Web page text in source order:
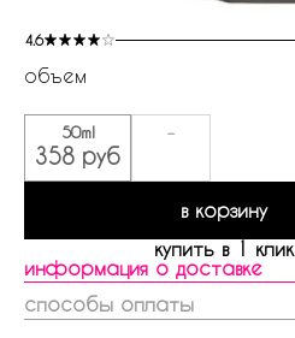
4.6
объем
50ml
358 руб
-
в корзину
купить в 1 клик
информация о доставке
способы оплаты